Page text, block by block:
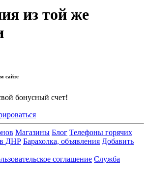
из той же
сайте
бонусный счет!
Магазины Блог Телефоны горячих
ДНР Барахолка, объявления Добавить
соглашение Служба